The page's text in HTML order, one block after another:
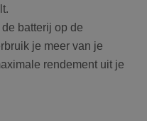
batterij op de
je meer van je
rendement uit je